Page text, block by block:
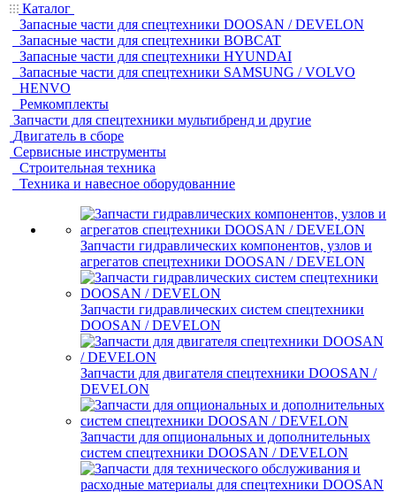
Каталог
Запасные части для спецтехники DOOSAN / DEVELON
Запасные части для спецтехники BOBCAT
Запасные части для спецтехники HYUNDAI
Запасные части для спецтехники SAMSUNG / VOLVO
HENVO
Ремкомплекты
Запчасти для спецтехники мультибренд и другие
Двигатель в сборе
Сервисные инструменты
Строительная техника
Техника и навесное оборудованние
Запчасти гидравлических компонентов, узлов и
агрегатов спецтехники DOOSAN / DEVELON
Запчасти гидравлических систем спецтехники
DOOSAN / DEVELON
Запчасти для двигателя спецтехники DOOSAN /
DEVELON
Запчасти для опциональных и дополнительных
систем спецтехники DOOSAN / DEVELON